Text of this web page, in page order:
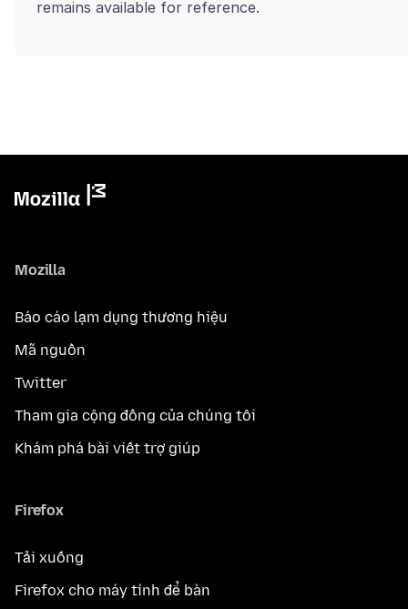
Mozilla
Báo cáo lạm dụng thương hiệu
Mã nguồn
Twitter
Tham gia cộng đồng của chúng tôi
Khám phá bài viết trợ giúp
Firefox
Tải xuống
Firefox cho máy tính để bàn